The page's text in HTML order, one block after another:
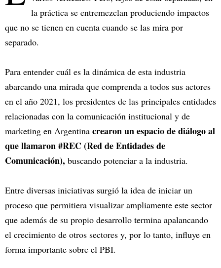
la práctica se entremezclan produciendo impactos
que no se tienen en cuenta cuando se las mira por
separado.
Para entender cuál es la dinámica de esta industria
abarcando una mirada que comprenda a todos sus actores
en el año 2021, los presidentes de las principales entidades
relacionadas con la comunicación institucional y de
marketing en Argentina crearon un espacio de diálogo al
que llamaron #REC (Red de Entidades de
Comunicación), buscando potenciar a la industria.
Entre diversas iniciativas surgió la idea de iniciar un
proceso que permitiera visualizar ampliamente este sector
que además de su propio desarrollo termina apalancando
el crecimiento de otros sectores y, por lo tanto, influye en
forma importante sobre el PBI.